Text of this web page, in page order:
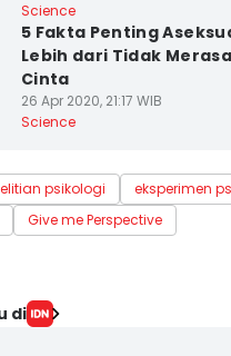
Science
5 Fakta Penting
Lebih dari Tidak
Cinta
26 Apr 2020, 21:17 WIB
Science
psikologi
eksperimen
Give me Perspective
di